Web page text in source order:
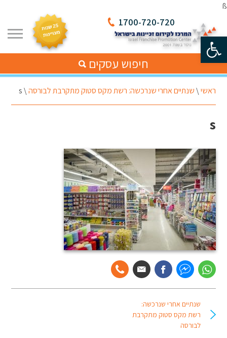
פתח סרגל נגישות
ß
1700-720-720
חיפוש עסקים
ראשי\שנתיים אחרי שנרכשה: רשת מקס סטוק מתקרבת לבורסה\
s
s
שנתיים אחרי שנרכשה:
רשת מקס סטוק מתקרבת
לבורסה